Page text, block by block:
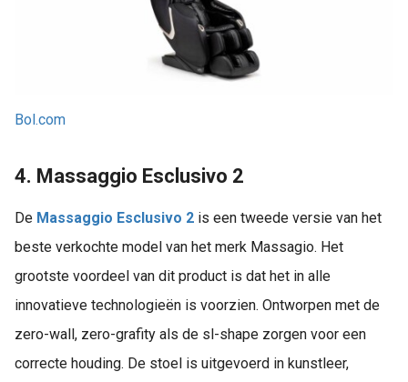
Bol.com
4. Massaggio Esclusivo 2
De Massaggio Esclusivo 2 is een tweede versie van het
beste verkochte model van het merk Massagio. Het
grootste voordeel van dit product is dat het in alle
innovatieve technologieën is voorzien. Ontworpen met de
zero-wall, zero-grafity als de sl-shape zorgen voor een
correcte houding. De stoel is uitgevoerd in kunstleer,